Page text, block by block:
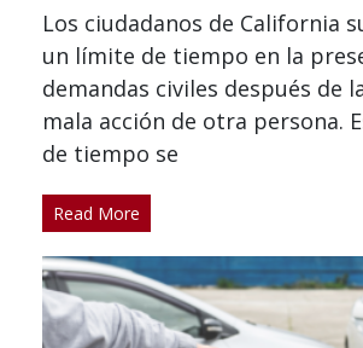
Los ciudadanos de California
un límite de tiempo en la
demandas civiles después de
mala acción de otra persona.
de tiempo se
Read More